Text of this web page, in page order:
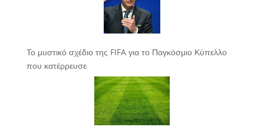
Το μυστικό σχέδιο της FIFA για το Παγκόσμιο Κύπελλο
που κατέρρευσε